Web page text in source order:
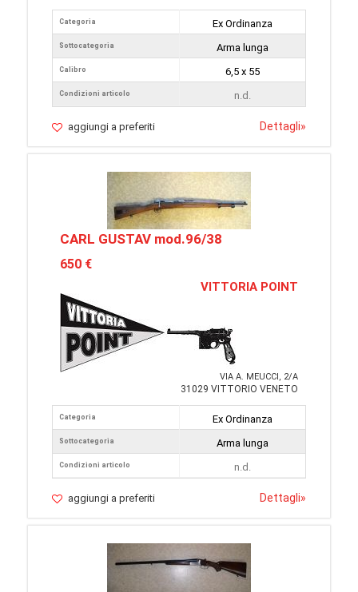
Categoria
Sottocategoria
Calibro
Condizioni articolo
Ex Ordinanza
Arma lunga
6,5 x 55
n.d.
aggiungi a preferiti Dettagli»
CARL GUSTAV mod.96/38
650 €
VITTORIA POINT
VIA A. MEUCCI, 2/A
31029 VITTORIO VENETO
Categoria
Sottocategoria
Condizioni articolo
Ex Ordinanza
Arma lunga
n.d.
aggiungi a preferiti Dettagli»